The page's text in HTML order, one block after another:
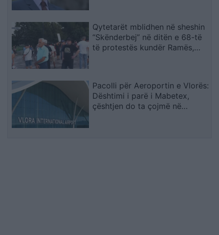
Qytetarët mblidhen në sheshin
“Skënderbej” në ditën e 68-të
të protestës kundër Ramës,
Pacolli për Aeroportin e Vlorës:
Dështimi i parë i Mabetex,
çështjen do ta çojmë në